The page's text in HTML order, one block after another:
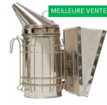
MEILLEURE VENTE